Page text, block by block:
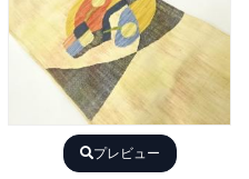
プレビュー